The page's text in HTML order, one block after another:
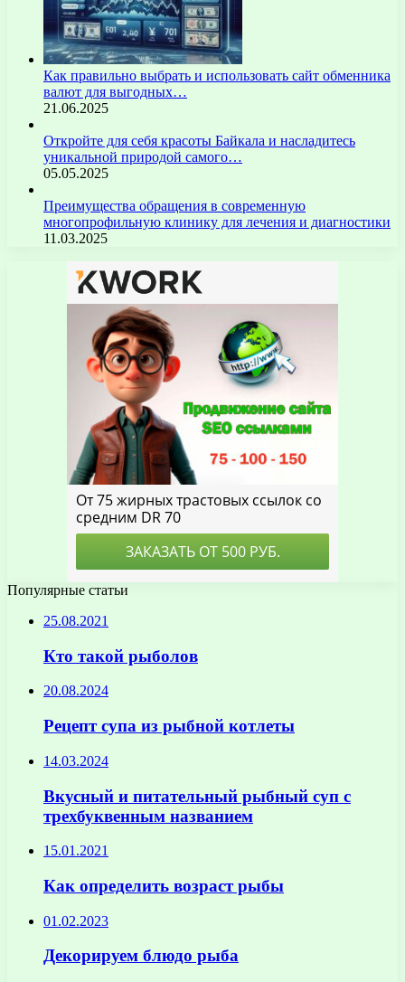
Как правильно выбрать и использовать сайт обменника
валют для выгодных…
21.06.2025
Откройте для себя красоты Байкала и насладитесь
уникальной природой самого…
05.05.2025
Преимущества обращения в современную
многопрофильную клинику для лечения и диагностики
11.03.2025
Популярные статьи
25.08.2021
Кто такой рыболов
20.08.2024
Рецепт супа из рыбной котлеты
14.03.2024
Вкусный и питательный рыбный суп с
трехбуквенным названием
15.01.2021
Как определить возраст рыбы
01.02.2023
Декорируем блюдо рыба